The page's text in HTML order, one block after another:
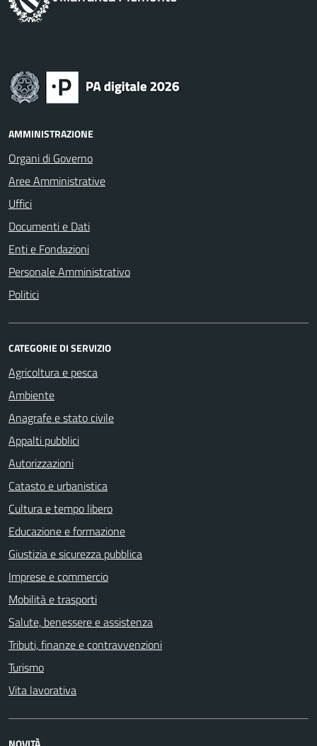
AMMINISTRAZIONE
Organi di Governo
Aree Amministrative
Uffici
Documenti e Dati
Enti e Fondazioni
Personale Amministrativo
Politici
CATEGORIE DI SERVIZIO
Agricoltura e pesca
Ambiente
Anagrafe e stato civile
Appalti pubblici
Autorizzazioni
Catasto e urbanistica
Cultura e tempo libero
Educazione e formazione
Giustizia e sicurezza pubblica
Imprese e commercio
Mobilità e trasporti
Salute, benessere e assistenza
Tributi, finanze e contravvenzioni
Turismo
Vita lavorativa